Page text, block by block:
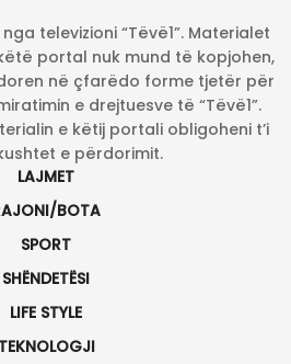
televizioni “Tëvë1”. Materialet
portal nuk mund të kopjohen,
në çfarëdo forme tjetër për
e drejtuesve të “Tëvë1”.
e këtij portali obligoheni t’i
e përdorimit.
LAJMET
BOTA
SPORT
SHËNDETËSI
LIFE STYLE
TEKNOLOGJI